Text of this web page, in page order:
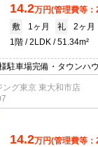
14.2万円(管理費等
敷
1ヶ月 礼
2ヶ月
1階
2LDK 51.34m²
駐車場完備・タウンハ
グ東京 東大和市店
14.2万円(管理費等